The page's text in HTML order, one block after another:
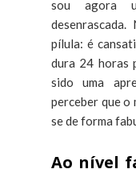
sou agora
pílula: é
dura 24 horas
sido uma
perceber que o
se de forma
Ao nível